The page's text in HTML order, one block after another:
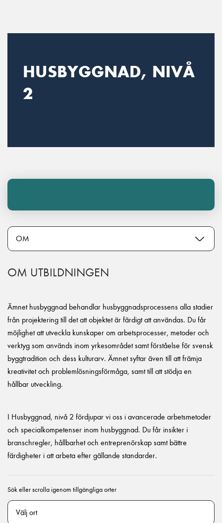
HUSBYGGNAD, NIVÅ
2
OM UTBILDNINGEN
Ämnet husbyggnad behandlar husbyggnadsprocessens alla stadier
från projektering till det att objektet är färdigt att användas. Du får
möjlighet att utveckla kunskaper om arbetsprocesser, metoder och
verktyg som används inom yrkesområdet samt förståelse för svensk
byggtradition och dess kulturarv. Ämnet syftar även till att främja
kreativitet och problemlösningsförmåga, samt till att stödja en
hållbar utveckling.
I Husbyggnad, nivå 2 fördjupar vi oss i avancerade arbetsmetoder
och specialkompetenser inom husbyggnad. Du får insikter i
branschregler, hållbarhet och entreprenörskap samt bättre
färdigheter i att arbeta efter gällande standarder.
Sök eller scrolla igenom tillgängliga orter